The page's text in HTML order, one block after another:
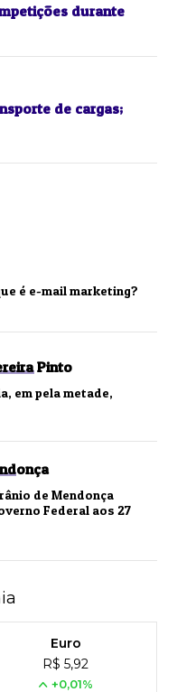
durante
de cargas;
é e-mail marketing?
Pinto
em pela metade,
de Mendonça
Federal aos 27
Euro
R$ 5,92
+0,01%